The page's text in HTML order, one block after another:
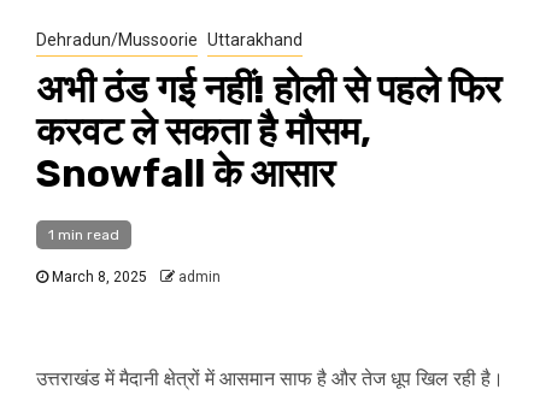
Dehradun/Mussoorie Uttarakhand
अभी ठंड गई नहीं! होली से पहले फिर
करवट ले सकता है मौसम,
Snowfall के आसार
1 min read
March 8, 2025 admin
उत्तराखंड में मैदानी क्षेत्रों में आसमान साफ है और तेज धूप खिल रही है।